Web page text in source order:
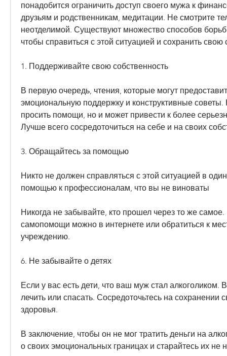
понадобится ограничить доступ своего мужа к
друзьям и родственникам, медитации. Не смотрите
неотделимой. Существуют множество способов
чтобы справиться с этой ситуацией и сохранить свою
1. Поддерживайте свою собственность
В первую очередь, чтения, которые могут
эмоциональную поддержку и конструктивные советы.
просить помощи, но и может привести к более
Лучше всего сосредоточиться на себе и на своих
3. Обращайтесь за помощью
Никто не должен справляться с этой ситуацией в
помощью к профессионалам, что вы не виноваты
Никогда не забывайте, кто прошел через то же самое.
самопомощи можно в интернете или обратиться к
учреждению.
6. Не забывайте о детях
Если у вас есть дети, что ваш муж стал алкоголиком.
лечить или спасать. Сосредоточьтесь на сохранении
здоровья.
В заключение, чтобы он не мог тратить деньги на
о своих эмоциональных границах и старайтесь их не